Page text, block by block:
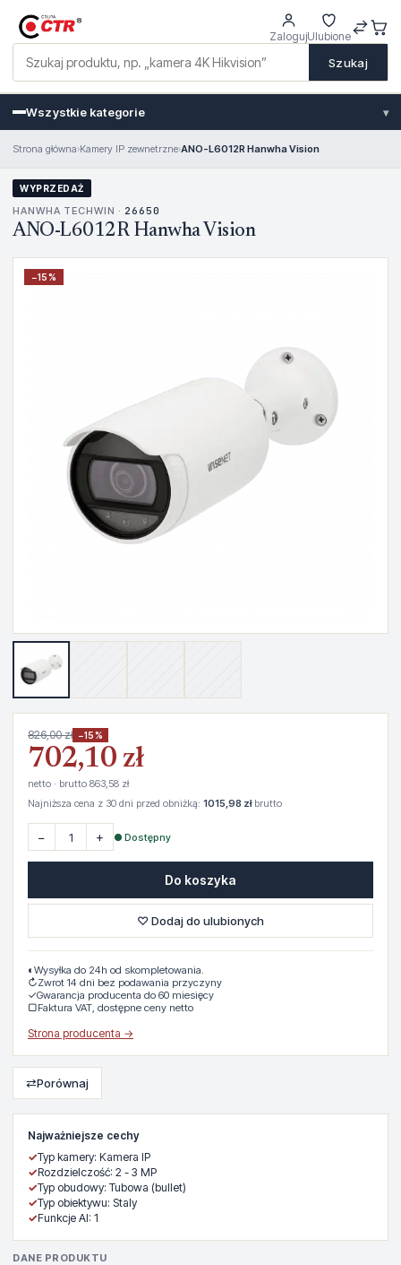
Szukaj
ZalogujUlubione
Wszystkie kategorie ▾
Strona główna›Kamery IP zewnetrzne›ANO-L6012R Hanwha Vision
WYPRZEDAŻ
HANWHA TECHWIN · 26650
ANO-L6012R Hanwha Vision
−15%
Najważniejsze cechy
✓Typ kamery: Kamera IP
✓Rozdzielczość: 2 - 3 MP
✓Typ obudowy: Tubowa (bullet)
✓Typ obiektywu: Staly
✓Funkcje AI: 1
DANE PRODUKTU
826,00 zł −15%
702,10 zł
netto · brutto 863,58 zł
Najniższa cena z 30 dni przed obniżką: 1015,98 złbrutto
− + ● Dostępny
Do koszyka
♡ Dodaj do ulubionych
◐ Wysyłka do 24h od skompletowania.
↻Zwrot 14 dni bez podawania przyczyny
✓Gwarancja producenta do 60 miesięcy
▢Faktura VAT, dostępne ceny netto
Strona producenta →
⇄Porównaj